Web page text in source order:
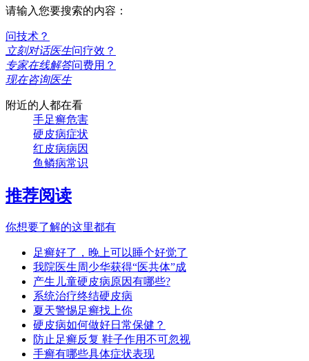
请输入您要搜索的内容：
问技术？
立刻对话医生问疗效？
专家在线解答问费用？
现在咨询医生
附近的人都在看
手足癣危害
硬皮病症状
红皮病病因
鱼鳞病常识
推荐阅读
你想要了解的这里都有
足癣好了，晚上可以睡个好觉了
我院医生周少华获得“医共体”成
产生儿童硬皮病原因有哪些?
系统治疗终结硬皮病
夏天警惕足癣找上你
硬皮病如何做好日常保健？
防止足癣反复 鞋子作用不可忽视
手癣有哪些具体症状表现